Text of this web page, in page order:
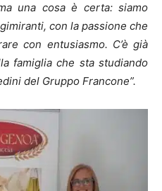
una cosa è certa: siamo
con la passione che
con entusiasmo. C’è già
famiglia che sta studiando
del Gruppo Francone”.